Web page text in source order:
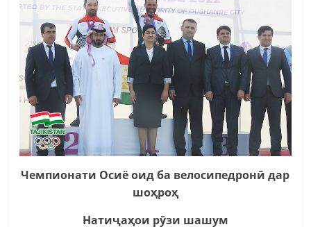
Чемпионати Осиё оид ба велосипедронӣ дар
шоҳроҳ
Натиҷаҳои рӯзи шашум